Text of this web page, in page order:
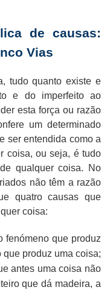
de causas:
Vias
tudo quanto existe e
e do imperfeito ao
esta força ou razão
um determinado
ser entendida como a
coisa, ou seja, é tudo
qualquer coisa. No
não têm a razão
quatro causas que
coisa:
fenómeno que produz
produz uma coisa;
antes uma coisa não
que dá madeira, a